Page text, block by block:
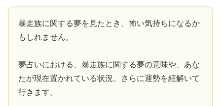
暴走族に関する夢を見たとき、怖い気持ちになるか
もしれません。
夢占いにおける、暴走族に関する夢の意味や、あな
たが現在置かれている状況、さらに運勢を紐解いて
行きます。